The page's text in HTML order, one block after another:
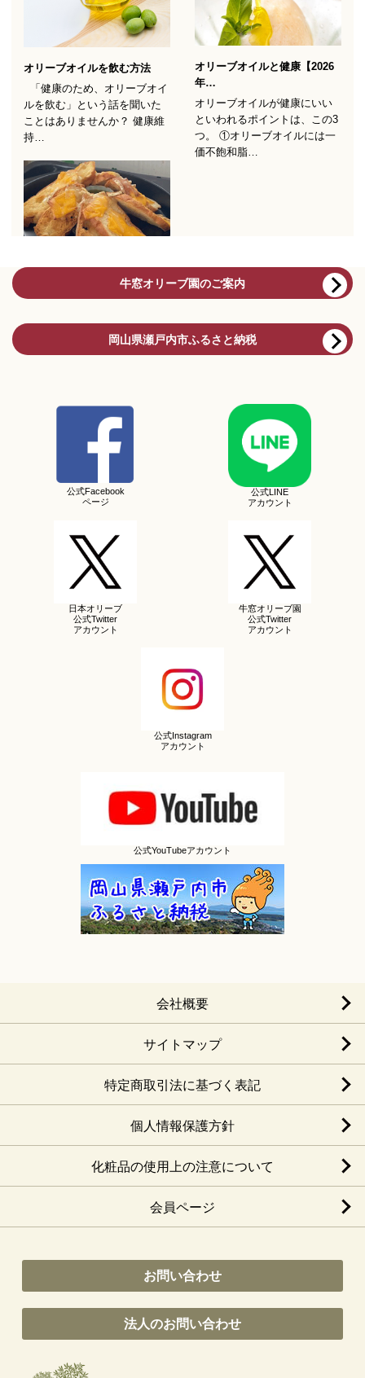
牛窓オリーブ園のご案内
岡山県瀬戸内市ふるさと納税
公式Facebook
ページ
公式LINE
アカウント
日本オリーブ
公式Twitter
アカウント
牛窓オリーブ園
公式Twitter
アカウント
公式Instagram
アカウント
公式YouTubeアカウント
会社概要
サイトマップ
特定商取引法に基づく表記
個人情報保護方針
化粧品の使用上の注意について
会員ページ
お問い合わせ
法人のお問い合わせ